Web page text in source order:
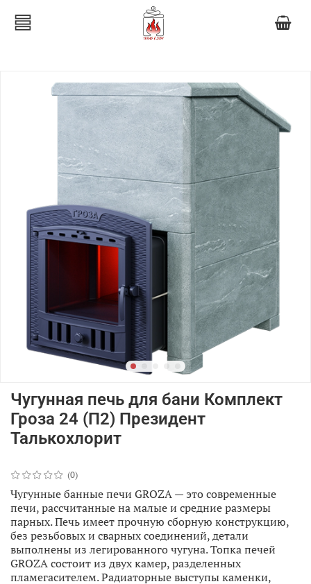
(0)
Чугунная печь для бани Комплект
Гроза 24 (П2) Президент
Талькохлорит
Чугунные банные печи GROZA — это современные
печи, рассчитанные на малые и средние размеры
парных. Печь имеет прочную сборную конструкцию,
без резьбовых и сварных соединений, детали
выполнены из легированного чугуна. Топка печей
GROZA состоит из двух камер, разделенных
пламегасителем. Радиаторные выступы каменки,